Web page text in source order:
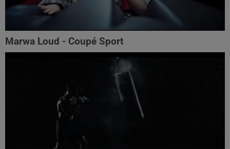
Marwa Loud - Coupé Sport